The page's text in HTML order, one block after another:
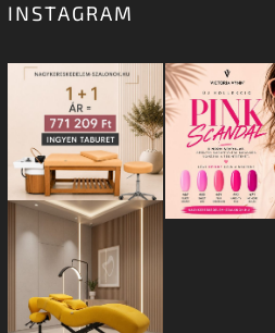
INSTAGRAM